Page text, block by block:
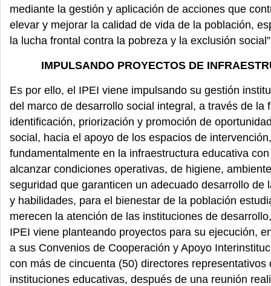
mediante la gestión y aplicación de acciones que
elevar y mejorar la calidad de vida de la población,
la lucha frontal contra la pobreza y la exclusión
IMPULSANDO PROYECTOS DE
Es por ello, el IPEI viene impulsando su gestión
del marco de desarrollo social integral, a través de la
identificación, priorización y promoción de
social, hacia el apoyo de los espacios de intervención,
fundamentalmente en la infraestructura educativa
alcanzar condiciones operativas, de higiene,
seguridad que garanticen un adecuado desarrollo de
y habilidades, para el bienestar de la población
merecen la atención de las instituciones de
IPEI viene planteando proyectos para su ejecución,
a sus Convenios de Cooperación y Apoyo
con más de cincuenta (50) directores representativos
instituciones educativas, después de una reunión